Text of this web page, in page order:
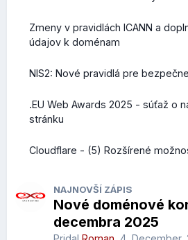
Zmeny v pravidlách ICANN a
údajov k doménam
NIS2: Nové pravidlá pre
.EU Web Awards 2025 - súťaž o
stránku
Cloudflare - (5) Rozšírené
NAJNOVŠÍ ZÁPIS
Nové doménové
decembra 2025